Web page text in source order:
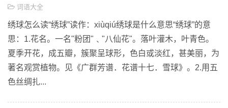
词语大全
绣球怎么读“绣球”读作：xiùqiú绣球是什么意思“绣球”的意
思：1.花名。一名"粉团"﹑"八仙花"。落叶灌木，叶青色。
夏季开花，成五瓣，簇聚呈球形，色白或淡红，甚美丽，为
著名观赏植物。见《广群芳谱．花谱十七．雪球》。2.用五
色丝绸扎...